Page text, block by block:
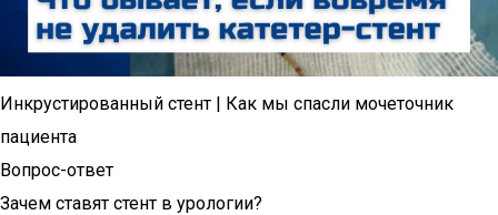
Инкрустированный стент | Как мы спасли мочеточник
пациента
Вопрос-ответ
Зачем ставят стент в урологии?